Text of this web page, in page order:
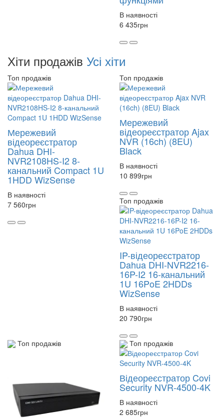
В наявності
6 435грн
Хіти продажів Усі хіти
Топ продажів
Мережевий
відеореєстратор
Dahua DHI-
NVR2108HS-I2 8-
канальний Compact 1U
1HDD WizSense
В наявності
7 560грн
Топ продажів
Мережевий
відеореєстратор Ajax
NVR (16ch) (8EU)
Black
В наявності
10 899грн
Топ продажів
IP-відеореєстратор
Dahua DHI-NVR2216-
16P-I2 16-канальний
1U 16PoE 2HDDs
WizSense
В наявності
20 790грн
Топ продажів Топ продажів
Відеореєстратор Covi
Security NVR-4500-4K
В наявності
2 685грн